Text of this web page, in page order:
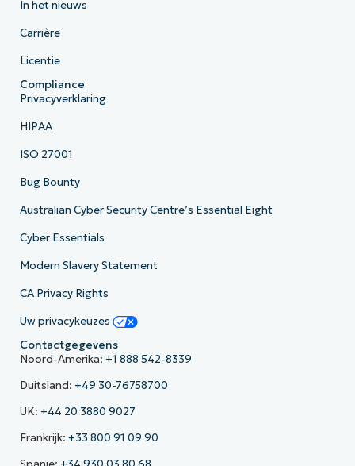
In het nieuws
Carrière
Licentie
Compliance
Privacyverklaring
HIPAA
ISO 27001
Bug Bounty
Australian Cyber Security Centre’s Essential Eight
Cyber Essentials
Modern Slavery Statement
CA Privacy Rights
Uw privacykeuzes
Contactgegevens
Noord-Amerika: +1 888 542-8339
Duitsland: +49 30-76758700
UK: +44 20 3880 9027
Frankrijk: +33 800 91 09 90